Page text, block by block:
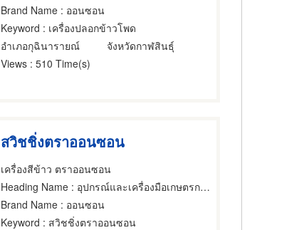
Brand Name : ออนซอน
Keyword : เครื่องปลอกข้าวโพด
อำเภอกุฉินารายณ์
จังหวัดกาฬสินธุ์
Views : 510 Time(s)
สวิชชิ่งตราออนซอน
เครื่องสีข้าว ตราออนซอน
Heading Name : อุปกรณ์และเครื่องมือเกษตรกรรม,ผู้ติดตั้งเครื่องโม่และเครื่องสี,ขายส่งและผู้ผลิตชิ้นส่วนและอะไหล่เครื่องจักรกล
Brand Name : ออนซอน
Keyword : สวิชชิ่งตราออนซอน